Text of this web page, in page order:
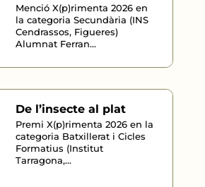
Menció X(p)rimenta 2026 en
la categoria Secundària (INS
Cendrassos, Figueres)
Alumnat Ferran...
De l’insecte al plat
Premi X(p)rimenta 2026 en la
categoria Batxillerat i Cicles
Formatius (Institut
Tarragona,...